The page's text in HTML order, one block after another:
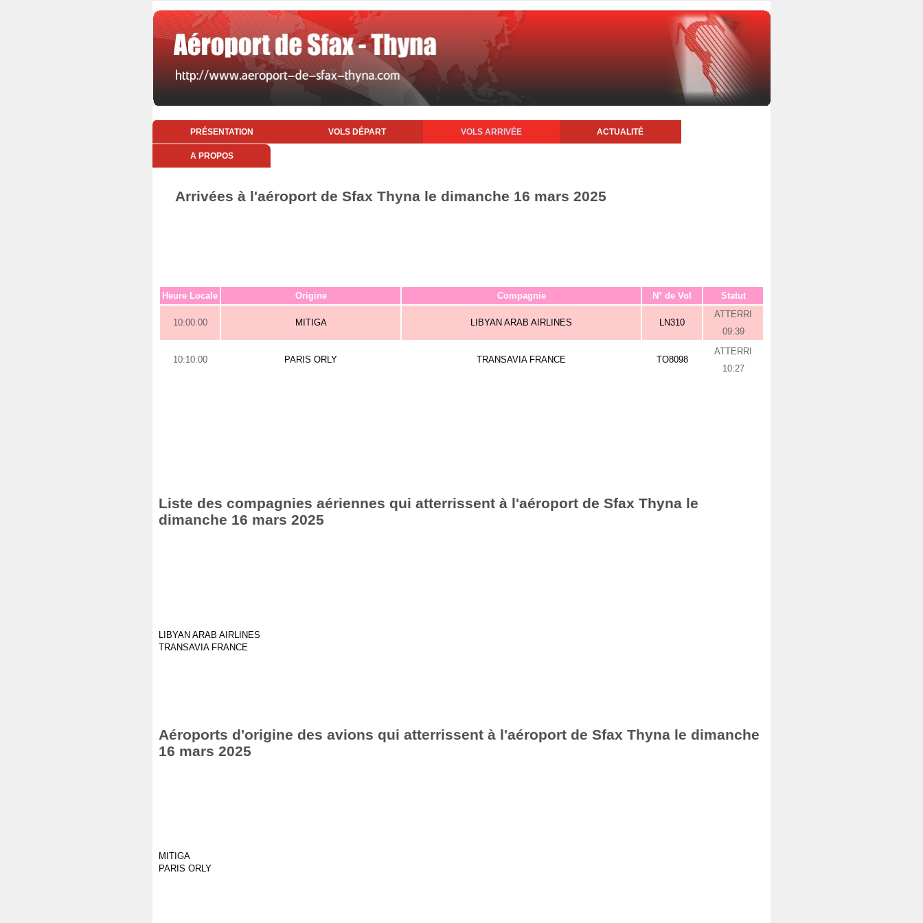
PRÉSENTATION VOLS DÉPART VOLS ARRIVÉE ACTUALITÉ
A PROPOS
Arrivées à l'aéroport de Sfax Thyna le dimanche 16 mars 2025
Heure Locale Origine Compagnie N° de Vol Statut
10:00:00 MITIGA LIBYAN ARAB AIRLINES LN310
ATTERRI
09:39
10:10:00 PARIS ORLY TRANSAVIA FRANCE TO8098
ATTERRI
10:27
Liste des compagnies aériennes qui atterrissent à l'aéroport de Sfax Thyna le
dimanche 16 mars 2025
LIBYAN ARAB AIRLINES
TRANSAVIA FRANCE
Aéroports d'origine des avions qui atterrissent à l'aéroport de Sfax Thyna le dimanche
16 mars 2025
MITIGA
PARIS ORLY